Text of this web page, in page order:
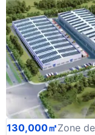
130,000㎡Zone